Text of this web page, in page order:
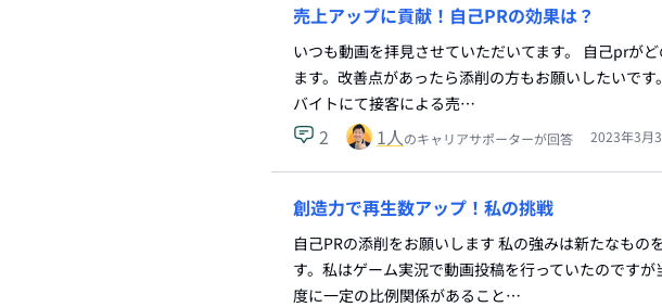
売上アップに貢献！自己PRの効果は？
いつも動画を拝見させていただいてます。 自己prが
ます。改善点があったら添削の方もお願いしたいで
バイトにて接客による売…
2 1人のキャリアサポーターが回答 2023年3月
創造力で再生数アップ！私の挑戦
自己PRの添削をお願いします 私の強みは新たなも
す。私はゲーム実況で動画投稿を行っていたのです
度に一定の比例関係があること…